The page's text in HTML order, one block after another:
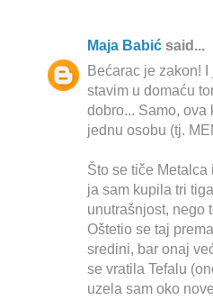
Maja Babić said...
Bećarac je zakon!
stavim u domaću
dobro... Samo,
jednu osobu (tj.
Što se tiče
ja sam kupila tri
unutrašnjost, nego
Oštetio se taj
sredini, bar onaj
se vratila Tefalu
uzela sam oko